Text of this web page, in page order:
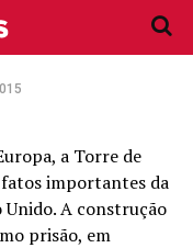
a Torre de
importantes da
Unido. A construção
prisão, em